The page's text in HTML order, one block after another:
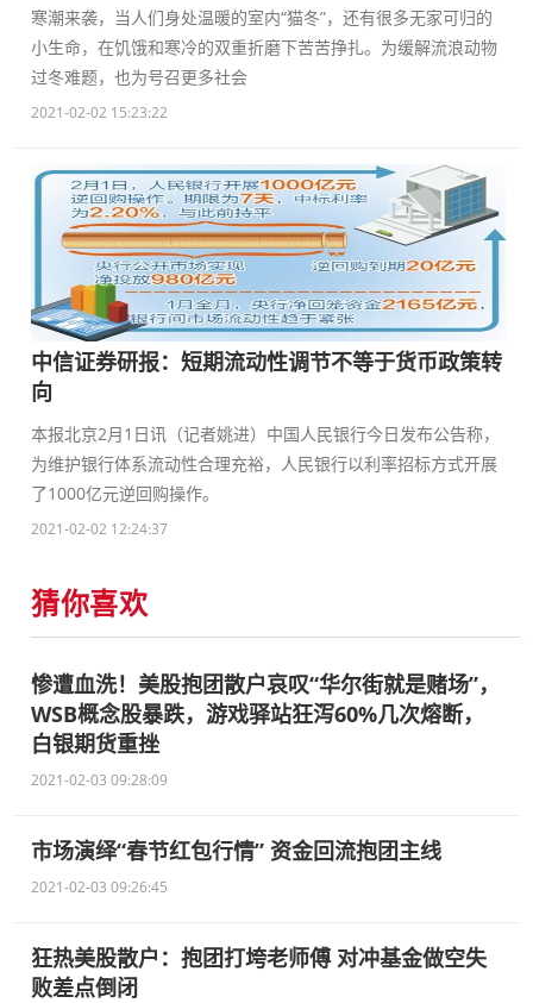
寒潮来袭，当人们身处温暖的室内“猫冬”，还有很多无家可归的
小生命，在饥饿和寒冷的双重折磨下苦苦挣扎。为缓解流浪动物
过冬难题，也为号召更多社会
2021-02-02 15:23:22
中信证券研报：短期流动性调节不等于货币政策转
向
本报北京2月1日讯（记者姚进）中国人民银行今日发布公告称，
为维护银行体系流动性合理充裕，人民银行以利率招标方式开展
了1000亿元逆回购操作。
2021-02-02 12:24:37
猜你喜欢
惨遭血洗！美股抱团散户哀叹“华尔街就是赌场”，
WSB概念股暴跌，游戏驿站狂泻60%几次熔断，
白银期货重挫
2021-02-03 09:28:09
市场演绎“春节红包行情” 资金回流抱团主线
2021-02-03 09:26:45
狂热美股散户：抱团打垮老师傅 对冲基金做空失
败差点倒闭